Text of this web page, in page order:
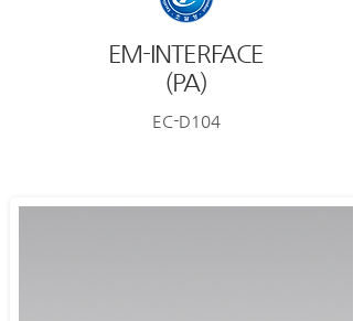
EM-INTERFACE
(PA)
EC-D104